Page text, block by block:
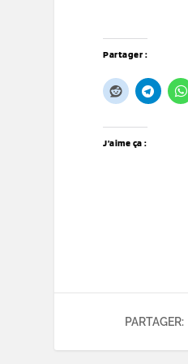
Partager :
J’aime ça :
PARTAGER: